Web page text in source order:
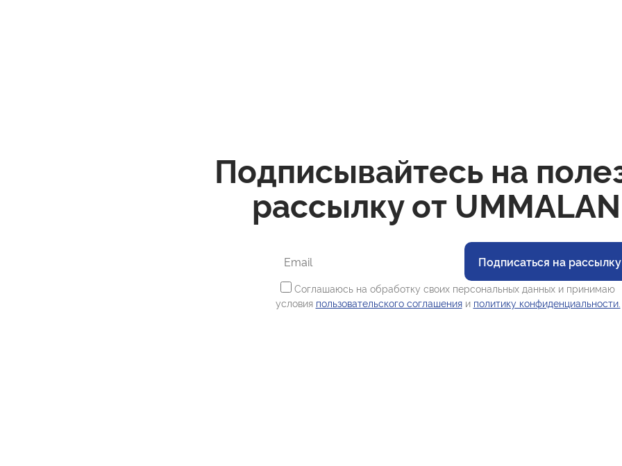
Подписывайтесь на
рассылку от
Подписаться на рассылку
Соглашаюсь на обработку своих персональных данных и принимаю
условия пользовательского соглашенияи политику конфиденциальности.